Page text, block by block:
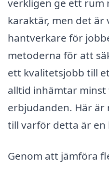
verkligen ge ett rum
karaktär, men det
hantverkare för
metoderna för att
ett kvalitetsjobb till
alltid inhämtar minst
erbjudanden. Här
till varför detta är en
Genom att jämföra